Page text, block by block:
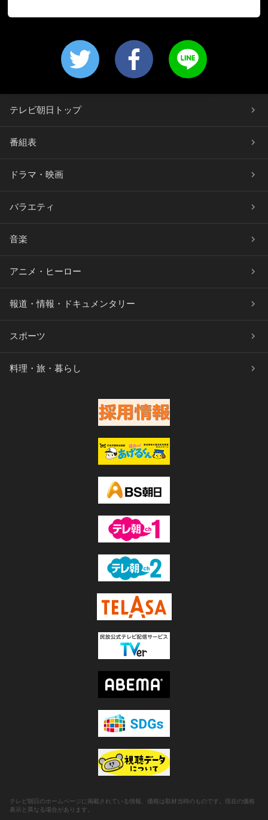
テレビ朝日トップ
番組表
ドラマ・映画
バラエティ
音楽
アニメ・ヒーロー
報道・情報・ドキュメンタリー
スポーツ
料理・旅・暮らし
テレビ朝日のホームページに掲載されている情報、価格は取材当時のものです。現在の価格
表示と異なる場合があります。